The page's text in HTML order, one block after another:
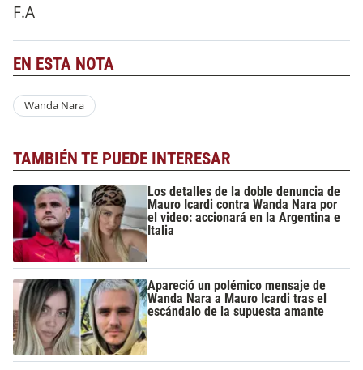
F.A
EN ESTA NOTA
Wanda Nara
TAMBIÉN TE PUEDE INTERESAR
Los detalles de la doble denuncia de
Mauro Icardi contra Wanda Nara por
el video: accionará en la Argentina e
Italia
Apareció un polémico mensaje de
Wanda Nara a Mauro Icardi tras el
escándalo de la supuesta amante